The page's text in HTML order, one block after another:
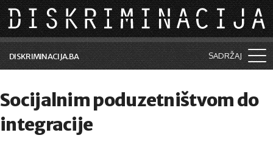
Skip to main content
DISKRIMINACIJA.BA SADRŽAJ
Vijesti i događaji
Aktuelne teme
Socijalnim poduzetništvom do
integracije